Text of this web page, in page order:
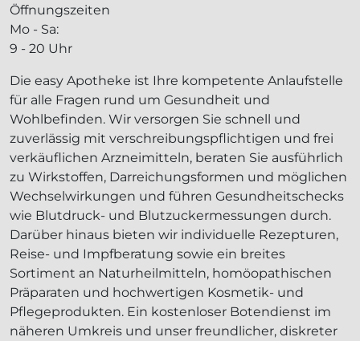
Öffnungszeiten
Mo - Sa:
9 - 20 Uhr
Die easy Apotheke ist Ihre kompetente Anlaufstelle
für alle Fragen rund um Gesundheit und
Wohlbefinden. Wir versorgen Sie schnell und
zuverlässig mit verschreibungspflichtigen und frei
verkäuflichen Arzneimitteln, beraten Sie ausführlich
zu Wirkstoffen, Darreichungsformen und möglichen
Wechselwirkungen und führen Gesundheitschecks
wie Blutdruck‑ und Blutzuckermessungen durch.
Darüber hinaus bieten wir individuelle Rezepturen,
Reise- und Impfberatung sowie ein breites
Sortiment an Naturheilmitteln, homöopathischen
Präparaten und hochwertigen Kosmetik‑ und
Pflegeprodukten. Ein kostenloser Botendienst im
näheren Umkreis und unser freundlicher, diskreter